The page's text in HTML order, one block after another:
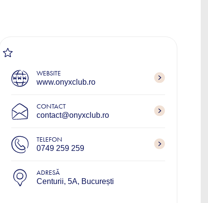
WEBSITE
www.onyxclub.ro
CONTACT
contact@onyxclub.ro
TELEFON
0749 259 259
ADRESĂ
Centurii, 5A, București